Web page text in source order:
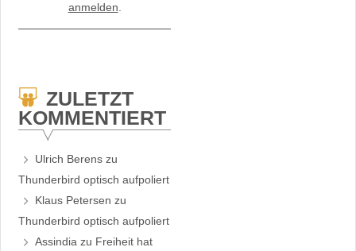
anmelden
ZULETZT
KOMMENTIERT
Ulrich Berens zu
Thunderbird optisch aufpoliert
Klaus Petersen zu
Thunderbird optisch aufpoliert
Assindia zu Freiheit hat